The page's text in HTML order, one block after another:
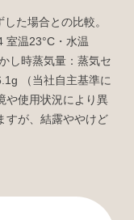
た場合との比較。
室温23°C・水温
し時蒸気量：蒸気セ
（当社自主基準に
や使用状況により異
すが、結露ややけど